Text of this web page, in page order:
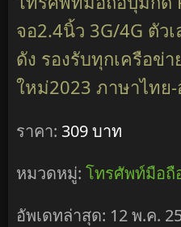
จอ2.4นิ้ว 3G/4G ตัว
ดัง รองรับทุกเครือข่
ใหม่2023 ภาษาไทย-
ราคา: 309 บาท
หมวดหมู่: โทรศัพท์มือถื
อัพเดทล่าสุด: 12 พ.ค.